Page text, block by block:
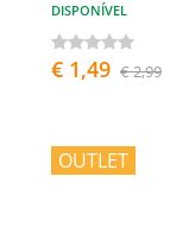
DISPONÍVEL
€ 1,49 € 2,99
OUTLET